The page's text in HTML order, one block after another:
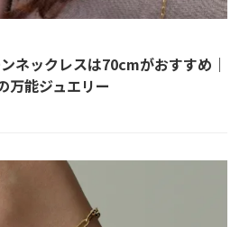
ネックレスは70cmがおすすめ｜
万能ジュエリー